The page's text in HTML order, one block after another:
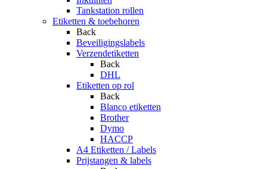
Tankstation rollen
Etiketten & toebehoren
Back
Beveiligingslabels
Verzendetiketten
Back
DHL
Etiketten op rol
Back
Blanco etiketten
Brother
Dymo
HACCP
A4 Etiketten / Labels
Prijstangen & labels